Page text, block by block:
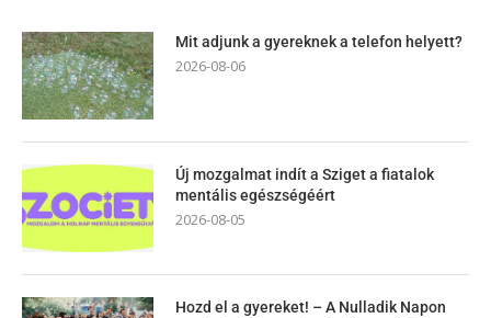
Mit adjunk a gyereknek a telefon helyett?
2026-08-06
Új mozgalmat indít a Sziget a fiatalok
mentális egészségéért
2026-08-05
Hozd el a gyereket! – A Nulladik Napon